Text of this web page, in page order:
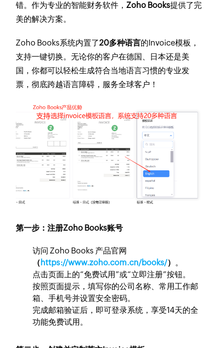
错。作为专业的智能财务软件，Zoho Books提供了完
美的解决方案。
Zoho Books系统内置了20多种语言的Invoice模板，
支持一键切换。无论你的客户在德国、日本还是美
国，你都可以轻松生成符合当地语言习惯的专业发
票，彻底跨越语言障碍，服务全球客户！
第一步：注册Zoho Books账号
访问 Zoho Books 产品官网
（ https://www.zoho.com.cn/books/） 。
点击页面上的“免费试用”或“立即注册”按钮。
按照页面提示，填写你的公司名称、常用工作邮
箱、手机号并设置安全密码。
完成邮箱验证后，即可登录系统，享受14天的全
功能免费试用。